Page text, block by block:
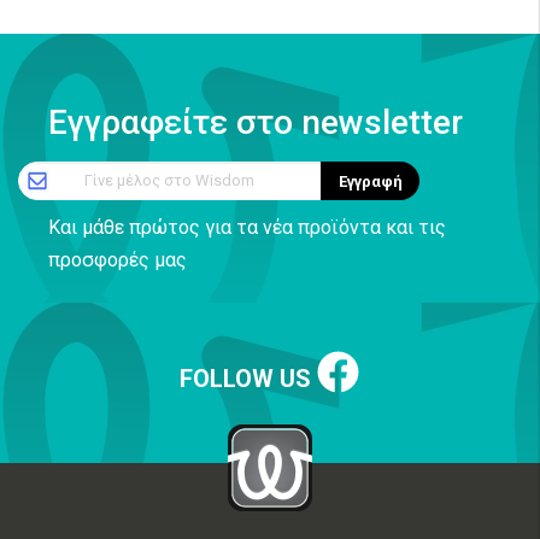
Εγγραφείτε στο newsletter
Γίνε μέλος στο Wisdom Εγγραφή
Και μάθε πρώτος για τα νέα προϊόντα και τις
προσφορές μας
FOLLOW US